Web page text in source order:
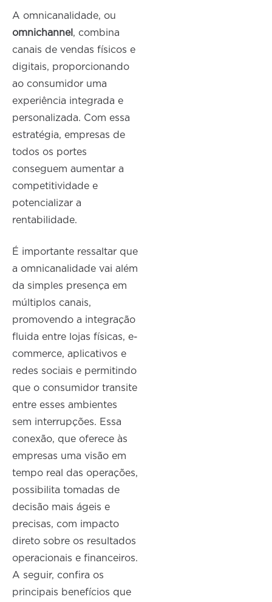
A omnicanalidade, ou
omnichannel , combina
canais de vendas físicos e
digitais, proporcionando
ao consumidor uma
experiência integrada e
personalizada. Com essa
estratégia, empresas de
todos os portes
conseguem aumentar a
competitividade e
potencializar a
rentabilidade.
É importante ressaltar que
a omnicanalidade vai além
da simples presença em
múltiplos canais,
promovendo a integração
fluida entre lojas físicas, e-
commerce, aplicativos e
redes sociais e permitindo
que o consumidor transite
entre esses ambientes
sem interrupções. Essa
conexão, que oferece às
empresas uma visão em
tempo real das operações,
possibilita tomadas de
decisão mais ágeis e
precisas, com impacto
direto sobre os resultados
operacionais e financeiros.
A seguir, confira os
principais benefícios que